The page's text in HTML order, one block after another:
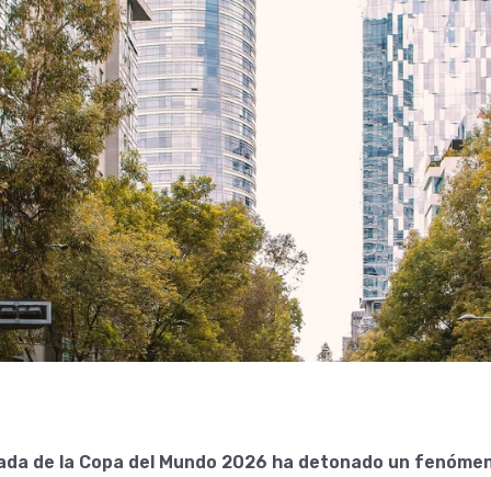
de la Copa del Mundo 2026 ha detonado un